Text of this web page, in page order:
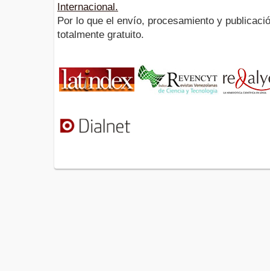
Internacional.
Por lo que el envío, procesamiento y
totalmente gratuito.